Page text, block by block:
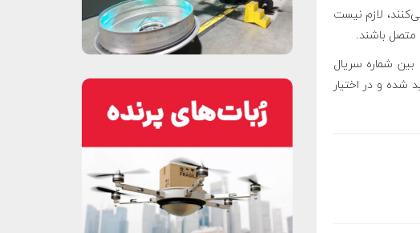
خود پرواز می‌کنند، لازم نیست
متصل باشند.
شماره سریال
شده و در اختیار